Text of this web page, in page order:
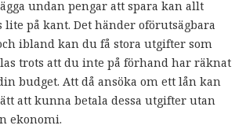
undan pengar att spara kan allt
på kant. Det händer oförutsägbara
ibland kan du få stora utgifter som
trots att du inte på förhand har räknat
budget. Att då ansöka om ett lån kan
att kunna betala dessa utgifter utan
ekonomi.